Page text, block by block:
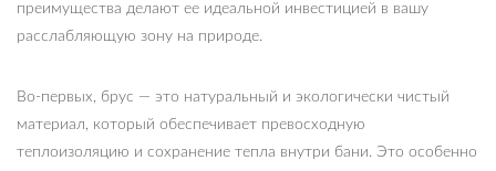
преимущества делают ее идеальной инвестицией в вашу
расслабляющую зону на природе.
Во-первых, брус — это натуральный и экологически чистый
материал, который обеспечивает превосходную
теплоизоляцию и сохранение тепла внутри бани. Это особенно